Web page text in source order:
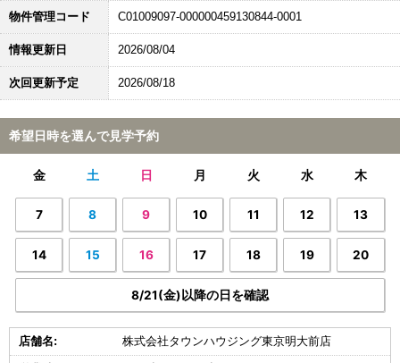
物件管理コード C01009097-000000459130844-0001
情報更新日 2026/08/04
次回更新予定 2026/08/18
希望日時を選んで見学予約
金 土 日 月 火 水 木
7 8 9 10 11 12 13
14 15 16 17 18 19 20
8/21(金)以降の日を確認
店舗名: 株式会社タウンハウジング東京明大前店